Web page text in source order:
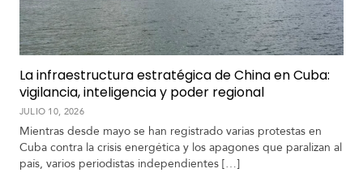
La infraestructura estratégica de China en Cuba:
vigilancia, inteligencia y poder regional
JULIO 10, 2026
Mientras desde mayo se han registrado varias protestas en
Cuba contra la crisis energética y los apagones que paralizan al
país, varios periodistas independientes […]